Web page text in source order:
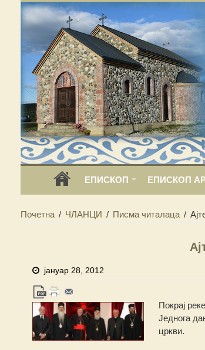
ЕПИСКОП ЕПИСКОП
Почетна / ЧЛАНЦИ / Писма читалаца /
јануар 28, 2012
Покрај
Једнога
цркви.